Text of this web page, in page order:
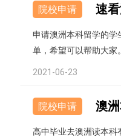
院校申请 速
申请澳洲本科留学的学
单，希望可以帮助大家
2021-06-23
院校申请 澳
高中毕业去澳洲读本科